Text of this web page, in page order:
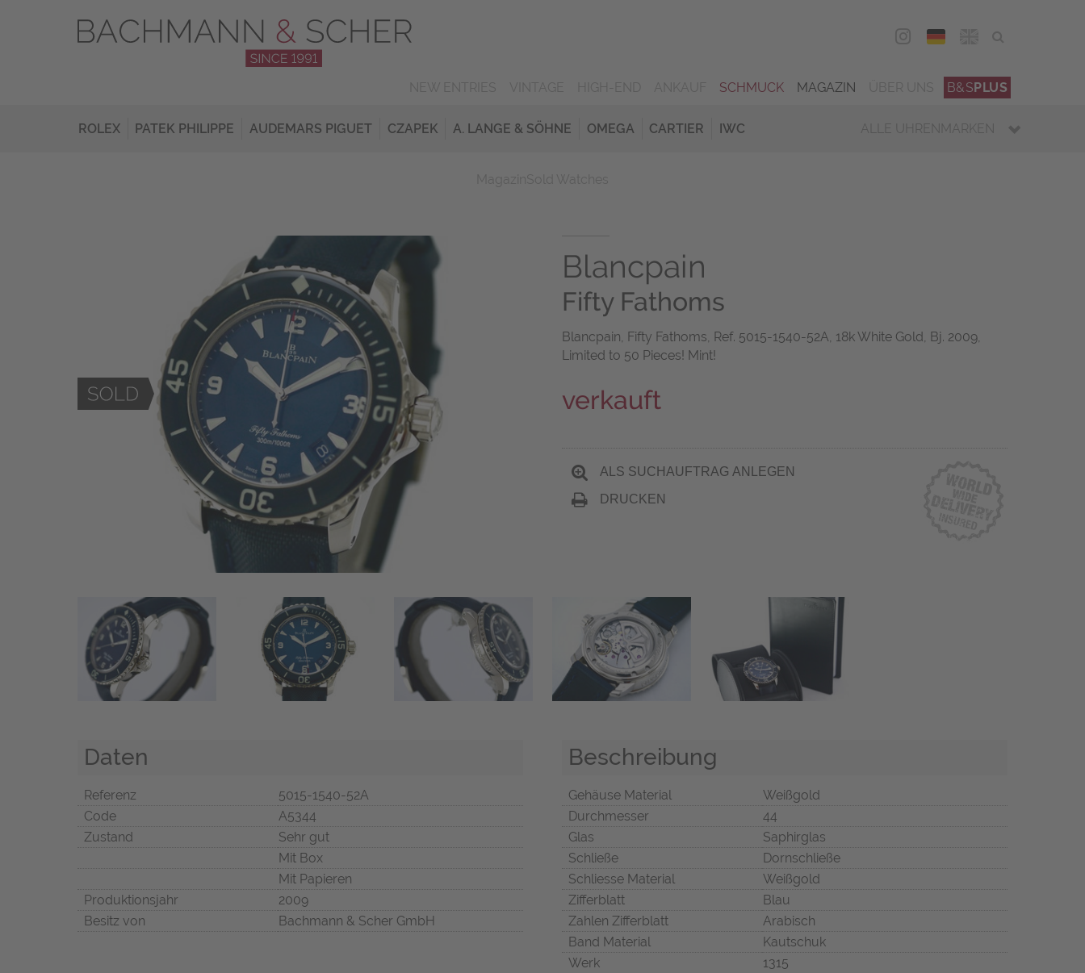
DEU
SCHMUCK MAGAZIN B&SPLUS
ROLEX PATEK PHILIPPE AUDEMARS PIGUET CZAPEK A. LANGE & SÖHNE OMEGA CARTIER IWC ALLE UHRENMARKEN
Blancpain
Fifty Fathoms
Blancpain, Fifty Fathoms, Ref. 5015-1540-52A, 18k White Gold, Bj. 2009,
Limited to 50 Pieces! Mint!
verkauft
ALS SUCHAUFTRAG ANLEGEN
DRUCKEN
Daten
Referenz
5015-1540-52A
Code
A5344
Zustand
Sehr gut
Mit Box
Mit Papieren
Produktionsjahr
2009
Besitz von
Bachmann & Scher GmbH
Beschreibung
Gehäuse Material
Weißgold
Durchmesser
44
Glas
Saphirglas
Schließe
Dornschließe
Schliesse Material
Weißgold
Zifferblatt
Blau
Zahlen Zifferblatt
Arabisch
Band Material
Kautschuk
Werk
1315